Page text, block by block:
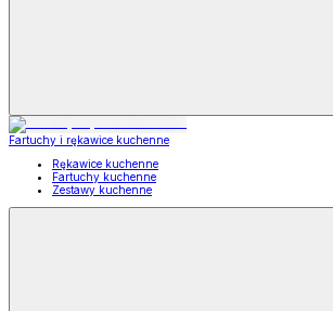
Fartuchy i rękawice kuchenne
Rękawice kuchenne
Fartuchy kuchenne
Zestawy kuchenne